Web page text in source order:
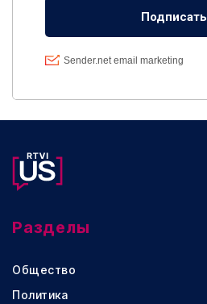
Разделы
Общество
Политика